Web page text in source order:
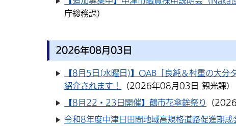
庁総務課）
2026年08月03日
【8月5日(水曜日)】OAB「良純＆村重の大分
紹介されます！
（2026年08月03日 観光課）
【8月22・23日開催】鶴市花傘鉾祭り （
令和8年度中津日田間地域高規格道路促進期成